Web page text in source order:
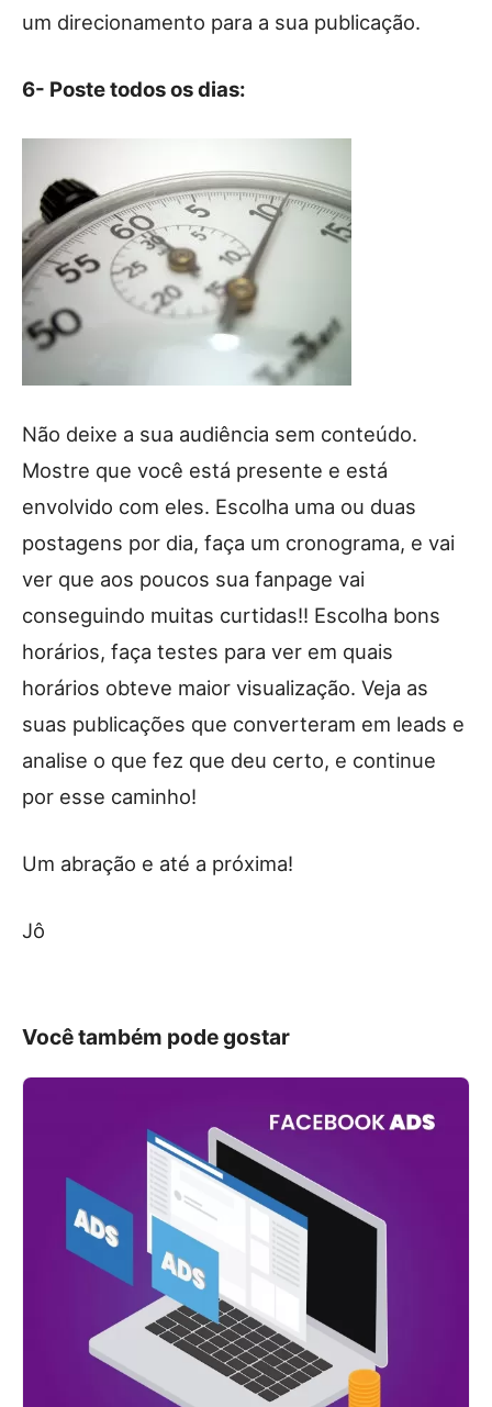
um direcionamento para a sua publicação.
6- Poste todos os dias:
Não deixe a sua audiência sem conteúdo.
Mostre que você está presente e está
envolvido com eles. Escolha uma ou duas
postagens por dia, faça um cronograma, e vai
ver que aos poucos sua fanpage vai
conseguindo muitas curtidas!! Escolha bons
horários, faça testes para ver em quais
horários obteve maior visualização. Veja as
suas publicações que converteram em leads e
analise o que fez que deu certo, e continue
por esse caminho!
Um abração e até a próxima!
Jô
Você também pode gostar